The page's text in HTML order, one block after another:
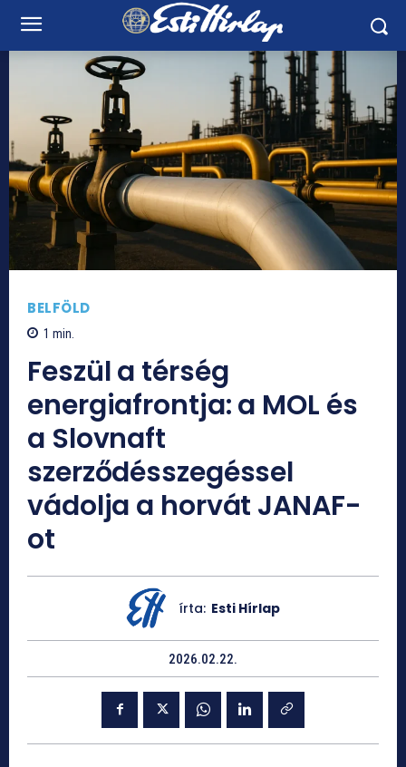
BELFÖLD
1 min.
Feszül a térség
energiafrontja: a MOL és
a Slovnaft
szerződésszegéssel
vádolja a horvát JANAF-
ot
írta: Esti Hírlap
2026.02.22.